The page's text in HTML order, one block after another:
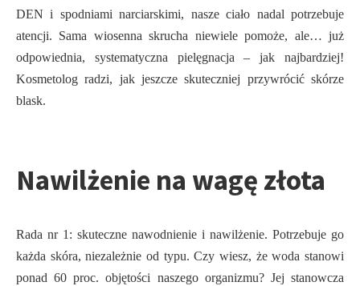
DEN i spodniami narciarskimi, nasze ciało nadal potrzebuje
atencji. Sama wiosenna skrucha niewiele pomoże, ale… już
odpowiednia, systematyczna pielęgnacja – jak najbardziej!
Kosmetolog radzi, jak jeszcze skuteczniej przywrócić skórze
blask.
Nawilżenie na wagę złota
Rada nr 1: skuteczne nawodnienie i nawilżenie. Potrzebuje go
każda skóra, niezależnie od typu. Czy wiesz, że woda stanowi
ponad 60 proc. objętości naszego organizmu? Jej stanowcza